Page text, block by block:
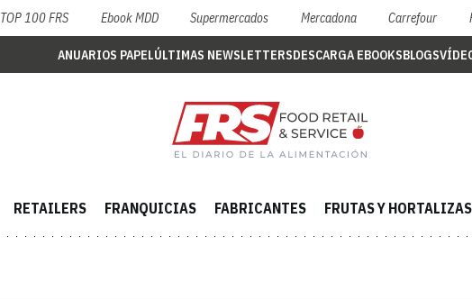
TOP 100 FRS Ebook MDD Supermercados Mercadona Carrefour
ANUARIOS PAPELÚLTIMAS NEWSLETTERSDESCARGA EBOOKSBLOGS
RETAILERS FRANQUICIAS FABRICANTES FRUTAS Y HORTALIZAS